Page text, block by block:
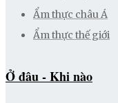
Ẩm thực châu Á
Ẩm thực thế giới
Ở đâu - Khi nào